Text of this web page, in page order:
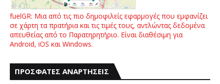
fuelGR: Μια από τις πιο δημοφιλείς εφαρμογές που εμφανίζει
σε χάρτη τα πρατήρια και τις τιμές τους, αντλώντας δεδομένα
απευθείας από το Παρατηρητήριο. Είναι διαθέσιμη για
Android, iOS και Windows.
ΠΡΟΣΦΑΤΕΣ ΑΝΑΡΤΗΣΕΙΣ